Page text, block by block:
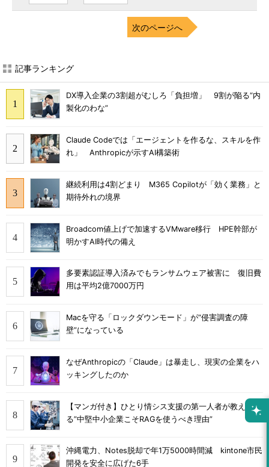
次のページへ
記事ランキング
DX導入企業の3割超がむしろ「負担増」 9割が陥る“内
製化のわな”
Claude Codeでは「エージェントを作るな、スキルを作
れ」 Anthropicが示すAI構築術
継続利用は4割どまり M365 Copilotが「効く業務」と
期待外れの境界
Broadcom値上げで加速するVMware移行 HPE幹部が
明かすAI時代の備え
多要素認証導入済みでもランサムウェア被害に 復旧費
用は平均2億7000万円
Macを守る「ロックダウンモード」が“侵害調査の障
壁”になっている
なぜAnthropicの「Claude」は暴走し、現実の企業をハ
ッキングしたのか
【マンガ付き】ひとり情シス支援の第一人者が教え
る”中堅中小企業こそRAGを使うべき理由”
沖縄電力、Notes脱却で年1万5000時間減 kintone市民
開発を安全に広げた6手